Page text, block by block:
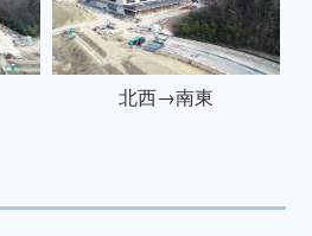
北西→南東